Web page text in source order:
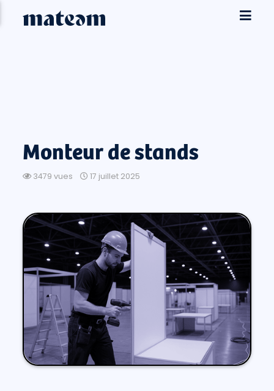
Monteur de stands
3479 vues 17 juillet 2025